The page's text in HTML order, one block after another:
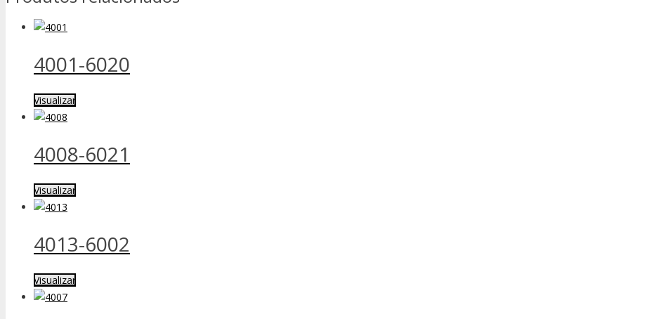
4001-6020
Visualizar
4008-6021
Visualizar
4013-6002
Visualizar